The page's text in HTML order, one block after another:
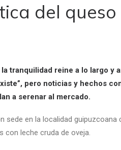
del
tranquilidad reine a lo largo y
pero noticias y hechos
a serenar al mercado.
sede en la localidad
leche cruda de oveja.